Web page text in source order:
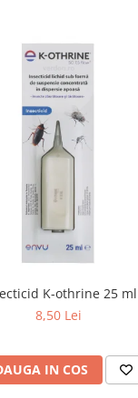
K-othrine 25 ml
8,50 Lei
IN COS